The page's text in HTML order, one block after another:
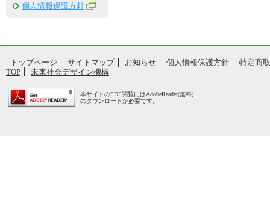
個人情報保護方針
トップページ サイトマップ お知らせ 個人情報保護方針
特定商
TOP
未来社会デザイン機構
本サイトのPDF閲覧にはAdobeReader(無料)
のダウンロードが必要です。